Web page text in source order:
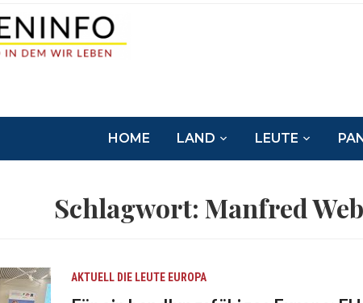
HOME LAND LEUTE
Schlagwort: Manfred
AKTUELL DIE LEUTE EUROPA